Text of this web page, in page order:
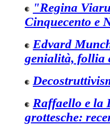
"Regina
Cinquecento e
Edvard
genialità, follia
Raffaello e la
grottesche: